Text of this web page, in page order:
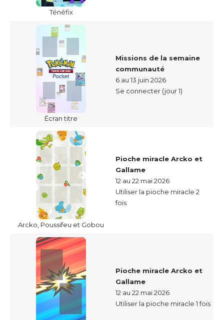
Ténéfix
Écran titre
Missions de la semaine
communauté
6 au 13 juin 2026
Se connecter (jour 1)
Arcko, Poussifeu et Gobou
Pioche miracle Arcko et
Gallame
12 au 22 mai 2026
Utiliser la pioche miracle 2
fois
Pioche miracle Arcko et
Gallame
12 au 22 mai 2026
Utiliser la pioche miracle 1 fois